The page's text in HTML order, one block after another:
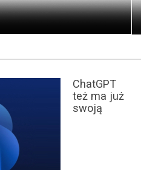
ChatGPT
też ma już
swoją